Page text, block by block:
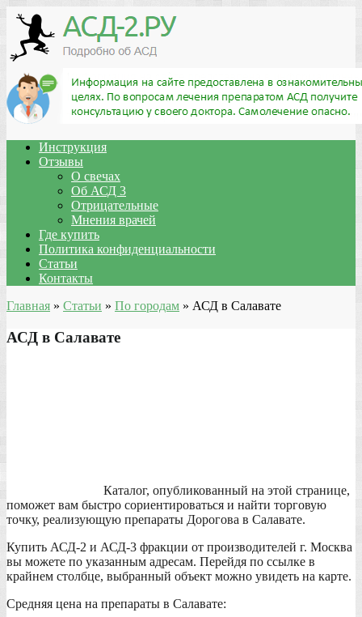
Инструкция
Отзывы
О свечах
Об АСД 3
Отрицательные
Мнения врачей
Где купить
Политика конфиденциальности
Статьи
Контакты
Главная » Статьи » По городам » АСД в Салавате
АСД в Салавате
Каталог, опубликованный на этой странице,
поможет вам быстро сориентироваться и найти торговую
точку, реализующую препараты Дорогова в Салавате.
Купить АСД-2 и АСД-3 фракции от производителей г. Москва
вы можете по указанным адресам. Перейдя по ссылке в
крайнем столбце, выбранный объект можно увидеть на карте.
Средняя цена на препараты в Салавате: